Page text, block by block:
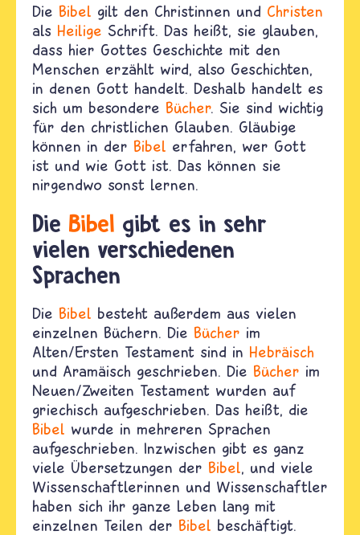
Die Bibel gilt den Christinnen und Christen
als Heilige Schrift. Das heißt, sie glauben,
dass hier Gottes Geschichte mit den
Menschen erzählt wird, also Geschichten,
in denen Gott handelt. Deshalb handelt es
sich um besondere Bücher. Sie sind wichtig
für den christlichen Glauben. Gläubige
können in der Bibel erfahren, wer Gott
ist und wie Gott ist. Das können sie
nirgendwo sonst lernen.
Die Bibel gibt es in sehr
vielen verschiedenen
Sprachen
Die Bibel besteht außerdem aus vielen
einzelnen Büchern. Die Bücher im
Alten/Ersten Testament sind in Hebräisch
und Aramäisch geschrieben. Die Bücher im
Neuen/Zweiten Testament wurden auf
griechisch aufgeschrieben. Das heißt, die
Bibel wurde in mehreren Sprachen
aufgeschrieben. Inzwischen gibt es ganz
viele Übersetzungen der Bibel, und viele
Wissenschaftlerinnen und Wissenschaftler
haben sich ihr ganze Leben lang mit
einzelnen Teilen der Bibel beschäftigt.